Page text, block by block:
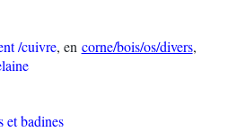
/cuivre, en corne/bois/os/divers,
et badines